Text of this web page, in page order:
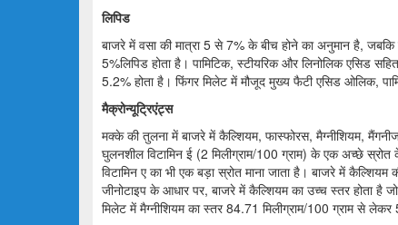
लिपिड
बाजरे में वसा की मात्रा 5 से 7% के बीच होने का अनुमान है,
5%लिपिड होता है। पामिटिक, स्टीयरिक और लिनोलिक एसिड
5.2% होता है। फिंगर मिलेट में मौजूद मुख्य फैटी एसिड ओलिक,
मैक्रोन्यूट्रिएंट्स
मक्के की तुलना में बाजरे में कैल्शियम, फास्फोरस, मैग्नीशियम,
घुलनशील विटामिन ई (2 मिलीग्राम/100 ग्राम) के एक अच्छे
विटामिन ए का भी एक बड़ा स्रोत माना जाता है। बाजरे में
जीनोटाइप के आधार पर, बाजरे में कैल्शियम का उच्च स्तर होता है
मिलेट में मैग्नीशियम का स्तर 84.71 मिलीग्राम/100 ग्राम से लेकर